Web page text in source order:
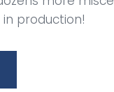
production!